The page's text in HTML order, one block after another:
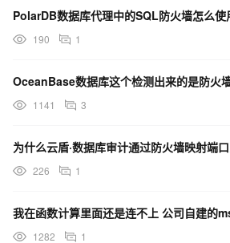
云新购默认这些端口不开放 需要在防火墙添
firewall-cmd --zone=public --add-
cmd --reload查看firewall-cmd --zone=
port=80/tcp删除firewall-cmd --zone=
PolarDB数据库代理中的SQL防火墙怎么使
190 1
1141 3
226 1
1282 1